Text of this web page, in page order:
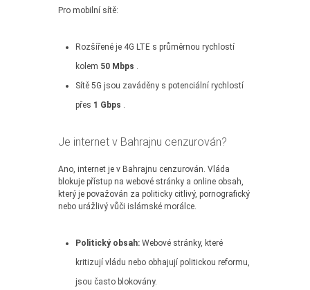
Pro mobilní sítě:
Rozšířené je 4G LTE s průměrnou rychlostí
kolem 50 Mbps .
Sítě 5G jsou zaváděny s potenciální rychlostí
přes 1 Gbps .
Je internet v Bahrajnu cenzurován?
Ano, internet je v Bahrajnu cenzurován. Vláda
blokuje přístup na webové stránky a online obsah,
který je považován za politicky citlivý, pornografický
nebo urážlivý vůči islámské morálce.
Politický obsah: Webové stránky, které
kritizují vládu nebo obhajují politickou reformu,
jsou často blokovány.